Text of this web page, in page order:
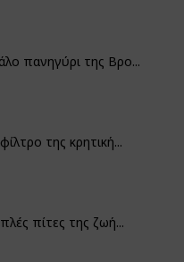
πανηγύρι της Βρο...
της κρητική...
πίτες της ζωή...